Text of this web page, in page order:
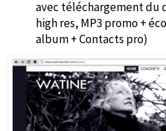
avec téléchargement du
high res, MP3 promo +
album + Contacts pro)